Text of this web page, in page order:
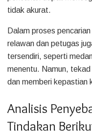
tidak akurat.
Dalam proses
relawan dan petugas
tersendiri, seperti
menentu. Namun,
dan memberi kepastian
Analisis
Tindakan